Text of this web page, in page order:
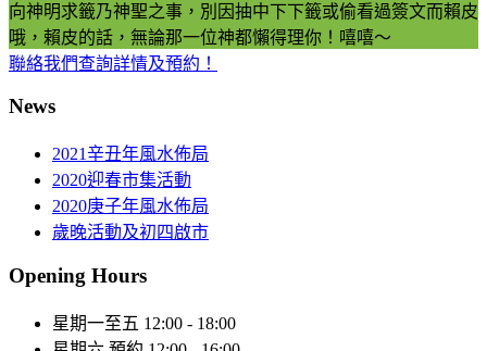
向神明求籤乃神聖之事，別因抽中下下籤或偷看過簽文而賴皮
哦，賴皮的話，無論那一位神都懶得理你！嘻嘻～
聯絡我們查詢詳情及預約！
News
2021辛丑年風水佈局
2020迎春市集活動
2020庚子年風水佈局
歲晚活動及初四啟市
Opening Hours
星期一至五 12:00 - 18:00